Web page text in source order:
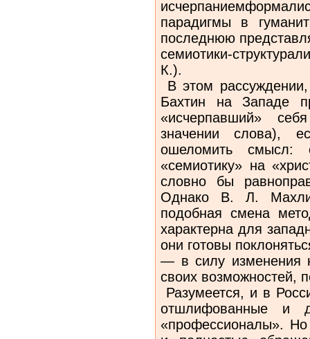
парадигмы в
последнюю
семиотики-
К.).
В этом
Бахтин на Западе
«исчерпавший»
значении слова),
ошеломить смысл:
«семиотику» на
словно бы
Однако В. Л.
подобная смена
характерна для
они готовы
— в силу изменения
своих возможностей,
Разумеется, и в
отшлифованные и
«профессионалы». Но